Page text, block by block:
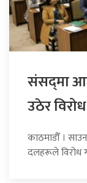
संसद्‍मा
उठेर विरोध
काठमाडौँ ।
दलहरूले विरोध